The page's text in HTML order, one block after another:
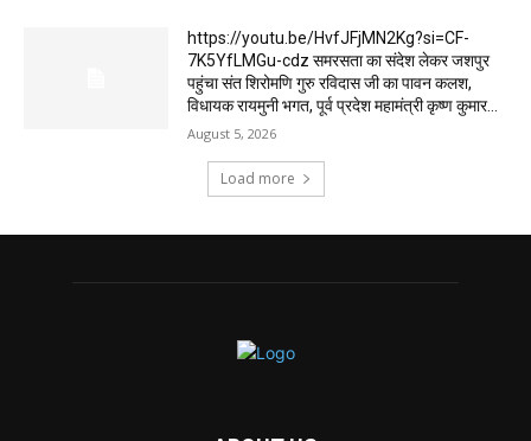
https://youtu.be/HvfJFjMN2Kg?si=CF-
7K5YfLMGu-cdz समरसता का संदेश लेकर जशपुर
पहुंचा संत शिरोमणि गुरु रविदास जी का पावन कलश,
विधायक रायमुनी भगत, पूर्व प्रदेश महामंत्री कृष्ण कुमार...
August 5, 2026
Load more